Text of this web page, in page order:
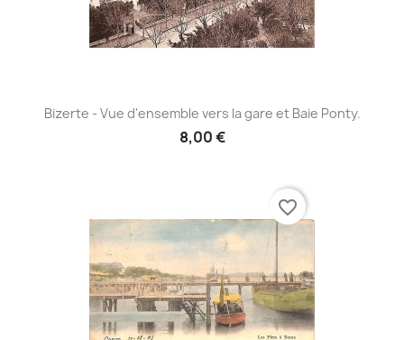
Bizerte - Vue d'ensemble vers la gare et Baie Ponty.
8,00 €
favorite_border